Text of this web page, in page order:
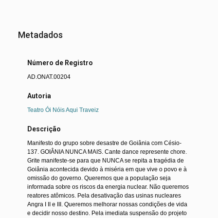
Metadados
Número de Registro
AD.ONAT.00204
Autoria
Teatro Ói Nóis Aqui Traveiz
Descrição
Manifesto do grupo sobre desastre de Goiânia com Césio-
137. GOIÂNIA NUNCA MAIS. Cante dance represente chore.
Grite manifeste-se para que NUNCA se repita a tragédia de
Goiânia acontecida devido à miséria em que vive o povo e à
omissão do governo. Queremos que a população seja
informada sobre os riscos da energia nuclear. Não queremos
reatores atômicos. Pela desativação das usinas nucleares
Angra I II e III. Queremos melhorar nossas condições de vida
e decidir nosso destino. Pela imediata suspensão do projeto